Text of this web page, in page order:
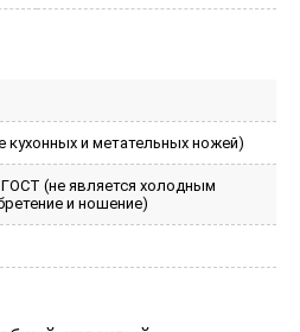
и метательных ножей)
(не является холодным
и ношение)